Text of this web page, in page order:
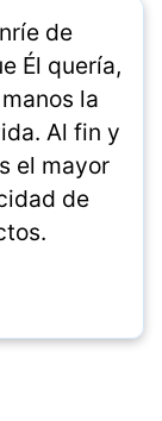
de
Él quería,
la
Al fin y
el mayor
de